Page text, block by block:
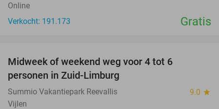
Online
Verkocht: 191.173
Gratis
Midweek of weekend weg voor 4 tot 6
personen in Zuid-Limburg
Summio Vakantiepark Reevallis 9.0 star
Vijlen